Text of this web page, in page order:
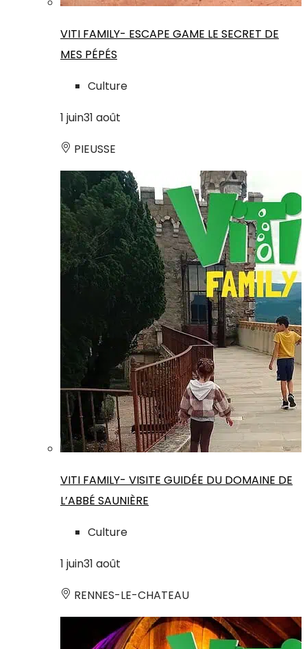
VITI FAMILY- ESCAPE GAME LE SECRET DE
MES PÉPÉS
Culture
1 juin31 août
PIEUSSE
VITI FAMILY- VISITE GUIDÉE DU DOMAINE DE
L’ABBÉ SAUNIÈRE
Culture
1 juin31 août
RENNES-LE-CHATEAU